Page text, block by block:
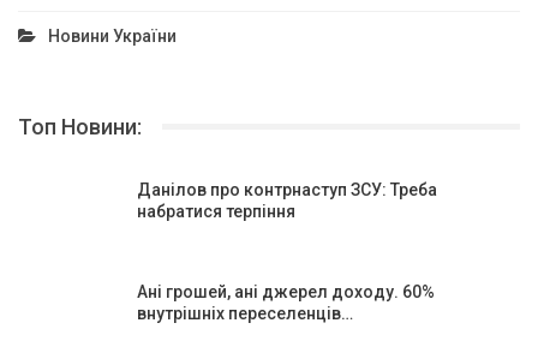
Новини України
Топ Новини:
Данілов про контрнаступ ЗСУ: Треба
набратися терпіння
Ані грошей, ані джерел доходу. 60%
внутрішніх переселенців…